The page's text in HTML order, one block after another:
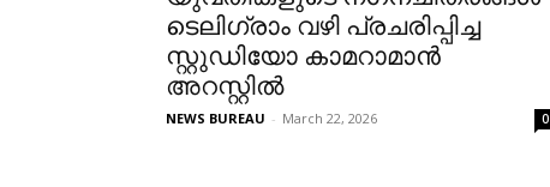
ടെലിഗ്രാം വഴി പ്രചരിപ്പിച്ച
സ്റ്റുഡിയോ കാമറാമാൻ
അറസ്റ്റില്‍
NEWS BUREAU - March 22, 2026 0